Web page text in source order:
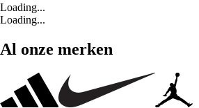
Loading...
Loading...
Al onze merken